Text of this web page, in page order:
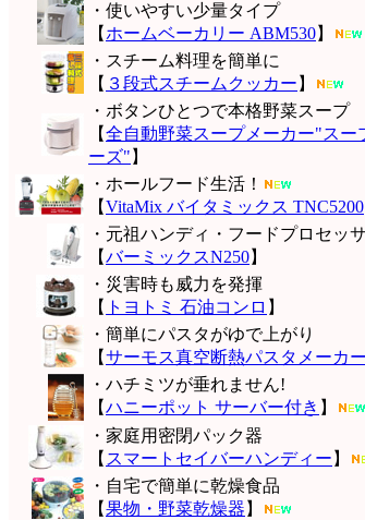
・使いやすい少量タイプ
【 ホームベーカリー ABM530】
・スチーム料理を簡単に
【 ３段式スチームクッカー 】
・ボタンひとつで本格野菜スープ
【全自動野菜スープメーカー"スー
ーズ" 】
・ホールフード生活！
【VitaMix バイタミックス TNC5200
・元祖ハンディ・フードプロセッ
【バーミックスN250】
・災害時も威力を発揮
【 トヨトミ 石油コンロ 】
・簡単にパスタがゆで上がり
【サーモス真空断熱パスタメーカー
・ハチミツが垂れません!
【ハニーポット サーバー付き 】
・家庭用密閉パック器
【 スマートセイバーハンディー 】
・自宅で簡単に乾燥食品
【果物・野菜乾燥器 】